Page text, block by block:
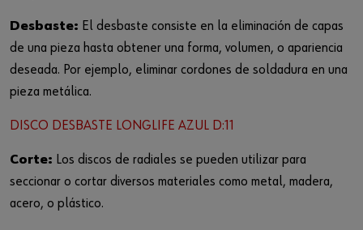
Desbaste: El desbaste consiste en la eliminación de capas
de una pieza hasta obtener una forma, volumen, o apariencia
deseada. Por ejemplo, eliminar cordones de soldadura en una
pieza metálica.
DISCO DESBASTE LONGLIFE AZUL D:11
Corte: Los discos de radiales se pueden utilizar para
seccionar o cortar diversos materiales como metal, madera,
acero, o plástico.